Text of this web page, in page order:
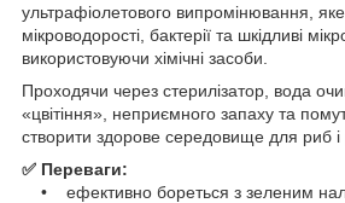
ультрафіолетового випромінювання,
мікроводорості, бактерії та шкідливі
використовуючи хімічні засоби.
Проходячи через стерилізатор, вода
«цвітіння», неприємного запаху та
створити здорове середовище для риб і
✅ Переваги:
• ефективно бореться з зеленим